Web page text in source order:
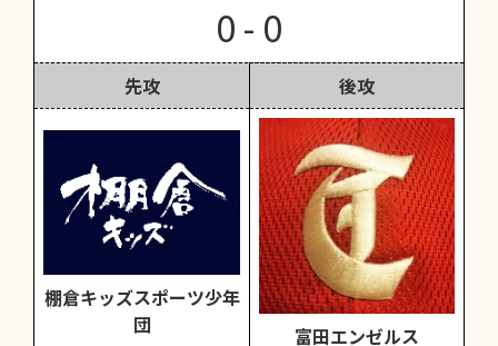
0 - 0
先攻 後攻
棚倉キッズスポーツ少年
団
富田エンゼルス